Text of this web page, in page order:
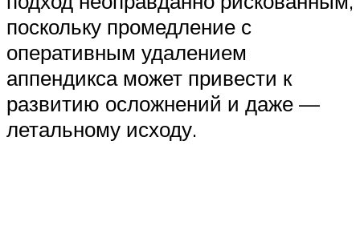
поскольку промедление с
оперативным удалением
аппендикса может привести к
развитию осложнений и даже —
летальному исходу.